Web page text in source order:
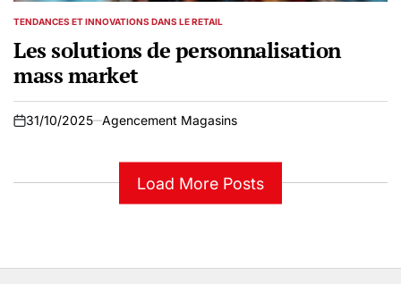
POSTED
TENDANCES ET INNOVATIONS DANS LE RETAIL
Les solutions de personnalisation
mass market
on
31/10/2025 Agencement Magasins
Load More Posts